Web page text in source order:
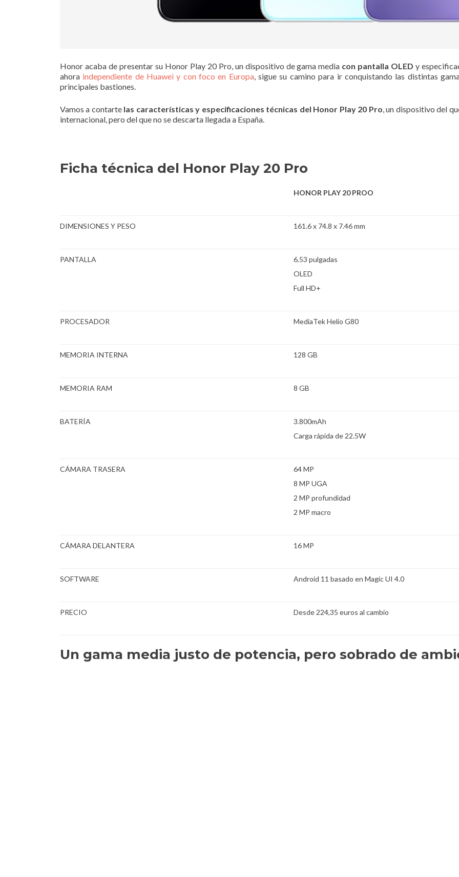
Honor acaba de presentar su Honor Play 20 Pro, un dispositivo de gama media con pantalla OLED y
ahora independiente de Huawei y con foco en Europa, sigue su camino para ir conquistando las distintas
principales bastiones.
Vamos a contarte las características y especificaciones técnicas del Honor Play 20 Pro, un dispositivo del
internacional, pero del que no se descarta llegada a España.
Ficha técnica del Honor Play 20 Pro
HONOR PLAY 20 PROO
DIMENSIONES Y PESO 161.6 x 74.8 x 7.46 mm
PANTALLA
6.53 pulgadas
OLED
Full HD+
PROCESADOR MediaTek Helio G80
MEMORIA INTERNA 128 GB
MEMORIA RAM 8 GB
BATERÍA
3.800mAh
Carga rápida de 22.5W
CÁMARA TRASERA
64 MP
8 MP UGA
2 MP profundidad
2 MP macro
CÁMARA DELANTERA 16 MP
SOFTWARE Android 11 basado en Magic UI 4.0
PRECIO Desde 224,35 euros al cambio
Un gama media justo de potencia, pero sobrado de